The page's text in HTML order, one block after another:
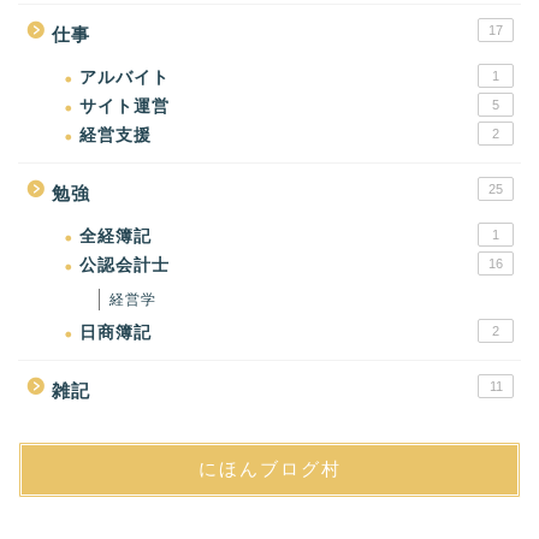
仕事 17
アルバイト 1
サイト運営 5
経営支援 2
勉強 25
全経簿記 1
公認会計士 16
経営学
日商簿記 2
雑記 11
にほんブログ村